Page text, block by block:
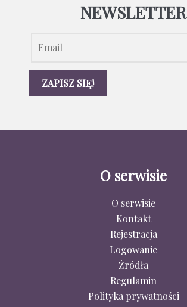
NEWSLETTER
O serwisie
O serwisie
Kontakt
Rejestracja
Logowanie
Źródła
Regulamin
Polityka prywatności